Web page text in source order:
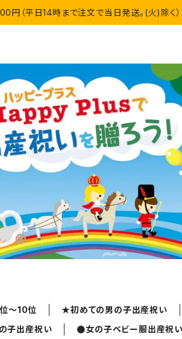
円（平日14時まで注文で当日発送。(火)除く）
～10位 ★初めての男の子出産祝い
子出産祝い ●女の子ベビー服出産祝い